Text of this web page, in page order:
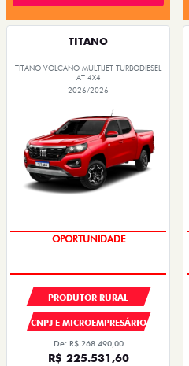
TITANO
TITANO VOLCANO MULTIJET TURBODIESEL
AT 4X4
2026/2026
PREÇOS REDUZIDOS
PRODUTOR RURAL
CNPJ E MICROEMPRESÁRIO
De: R$ 268.490,00
R$ 225.531,60